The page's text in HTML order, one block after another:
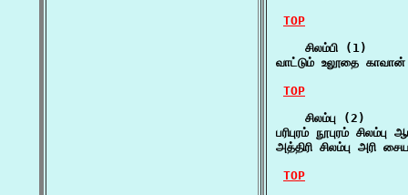
TOP
    சிலம்பி (1)
வாட்டும் உலூதை காவான்
TOP
    சிலம்பு (2)
பரிபுரம் நூபுரம்
அத்திரி சிலம்பு அரி
TOP